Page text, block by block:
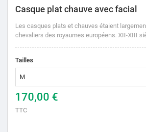
Casque plat chauve avec facial
Les casques plats et chauves étaient
chevaliers des royaumes européens. XII-XIII
Tailles
170,00 €
TTC